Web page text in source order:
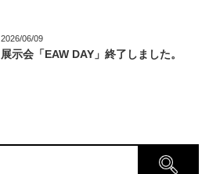
2026/06/09
展示会「EAW DAY」終了しました。